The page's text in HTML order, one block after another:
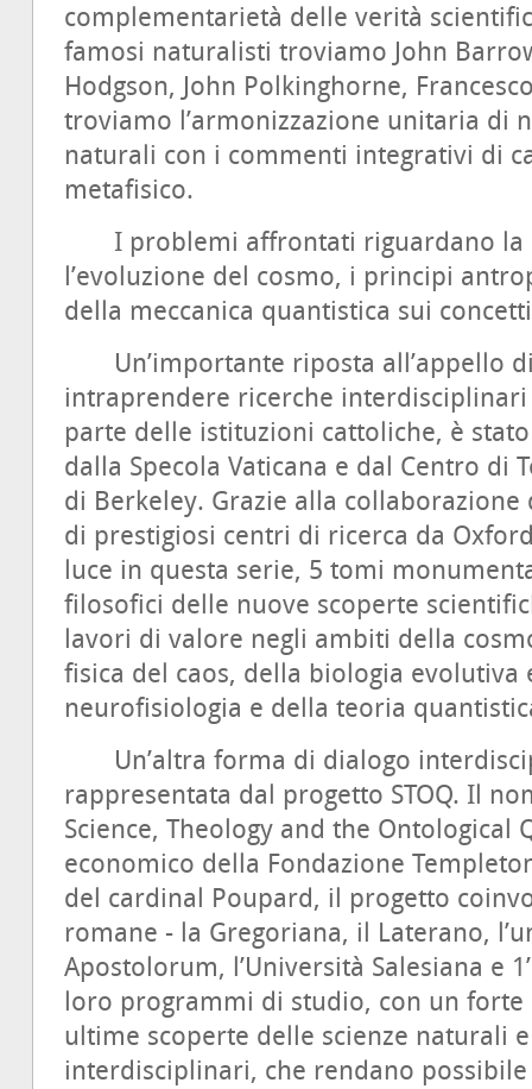
complementarietà delle verità
famosi naturalisti troviamo John
Hodgson, John Polkinghorne,
troviamo l’armonizzazione unitaria di
naturali con i commenti integrativi di
metafisico.
I problemi affrontati riguardano la
l’evoluzione del cosmo, i principi
della meccanica quantistica sui
Un’importante riposta all’appello
intraprendere ricerche interdisciplinari
parte delle istituzioni cattoliche, è
dalla Specola Vaticana e dal Centro di
di Berkeley. Grazie alla
di prestigiosi centri di ricerca da
luce in questa serie, 5 tomi
filosofici delle nuove scoperte
lavori di valore negli ambiti della
fisica del caos, della biologia evolutiva
neurofisiologia e della teoria
Un’altra forma di dialogo
rappresentata dal progetto STOQ. Il
Science, Theology and the Ontological
economico della Fondazione
del cardinal Poupard, il progetto
romane - la Gregoriana, il Laterano,
Apostolorum, l’Università Salesiana e
loro programmi di studio, con un forte
ultime scoperte delle scienze naturali
interdisciplinari, che rendano